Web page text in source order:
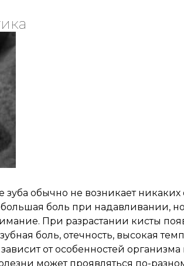
обычно не возникает
боль при надавливании,
При разрастании кисты
боль, отечность, высокая
от особенностей организма
может проявляться по-